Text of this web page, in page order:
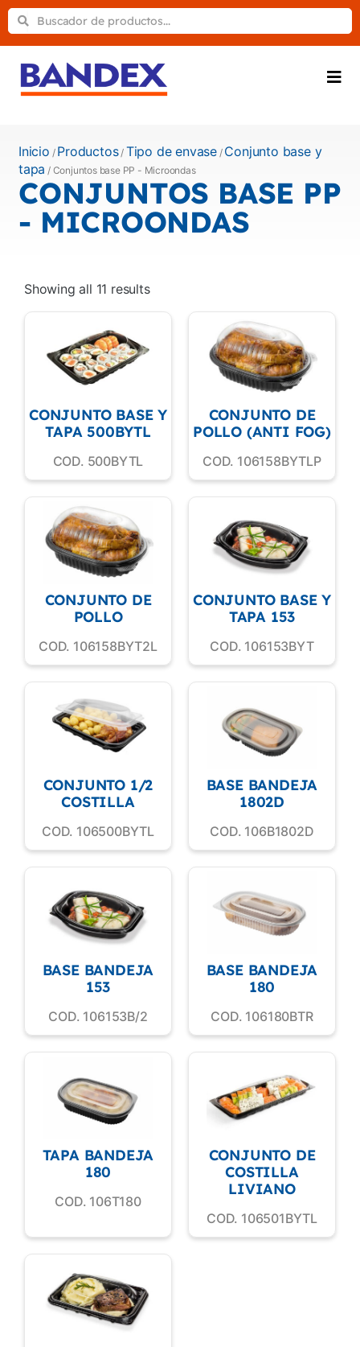
Inicio / Productos/ Tipo de envase / Conjunto base y
tapa / Conjuntos base PP - Microondas
CONJUNTOS BASE PP
- MICROONDAS
Showing all 11 results
CONJUNTO BASE Y
TAPA 500BYTL
COD. 500BYTL
CONJUNTO DE
POLLO (ANTI FOG)
COD. 106158BYTLP
CONJUNTO DE
POLLO
COD. 106158BYT2L
CONJUNTO BASE Y
TAPA 153
COD. 106153BYT
CONJUNTO 1/2
COSTILLA
COD. 106500BYTL
BASE BANDEJA
1802D
COD. 106B1802D
BASE BANDEJA
153
COD. 106153B/2
BASE BANDEJA
180
COD. 106180BTR
TAPA BANDEJA
180
COD. 106T180
CONJUNTO DE
COSTILLA
LIVIANO
COD. 106501BYTL